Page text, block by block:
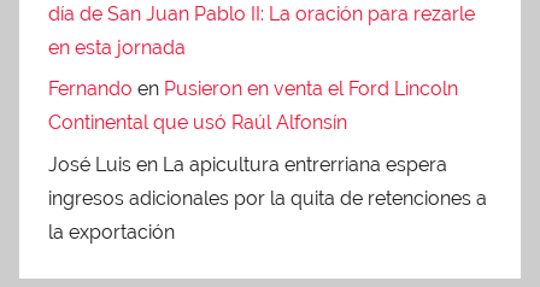
día de San Juan Pablo II: La oración para rezarle
en esta jornada
Fernando en Pusieron en venta el Ford Lincoln
Continental que usó Raúl Alfonsín
José Luis en La apicultura entrerriana espera
ingresos adicionales por la quita de retenciones a
la exportación